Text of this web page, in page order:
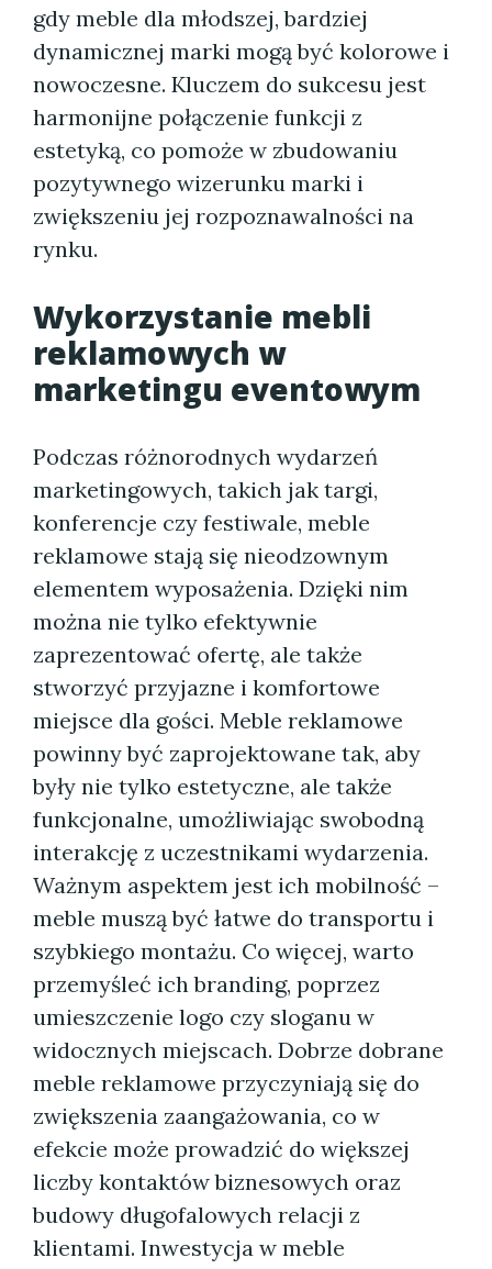
gdy meble dla młodszej, bardziej
dynamicznej marki mogą być kolorowe i
nowoczesne. Kluczem do sukcesu jest
harmonijne połączenie funkcji z
estetyką, co pomoże w zbudowaniu
pozytywnego wizerunku marki i
zwiększeniu jej rozpoznawalności na
rynku.
Wykorzystanie mebli
reklamowych w
marketingu eventowym
Podczas różnorodnych wydarzeń
marketingowych, takich jak targi,
konferencje czy festiwale, meble
reklamowe stają się nieodzownym
elementem wyposażenia. Dzięki nim
można nie tylko efektywnie
zaprezentować ofertę, ale także
stworzyć przyjazne i komfortowe
miejsce dla gości. Meble reklamowe
powinny być zaprojektowane tak, aby
były nie tylko estetyczne, ale także
funkcjonalne, umożliwiając swobodną
interakcję z uczestnikami wydarzenia.
Ważnym aspektem jest ich mobilność –
meble muszą być łatwe do transportu i
szybkiego montażu. Co więcej, warto
przemyśleć ich branding, poprzez
umieszczenie logo czy sloganu w
widocznych miejscach. Dobrze dobrane
meble reklamowe przyczyniają się do
zwiększenia zaangażowania, co w
efekcie może prowadzić do większej
liczby kontaktów biznesowych oraz
budowy długofalowych relacji z
klientami. Inwestycja w meble